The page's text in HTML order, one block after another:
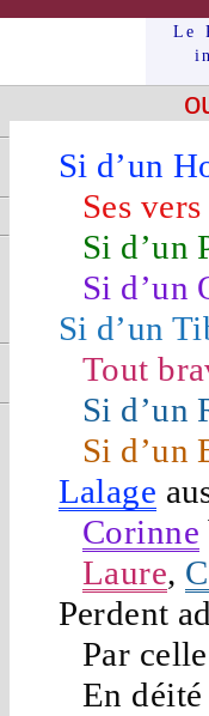
Le
Si d’un
Ses vers
Si d’un
Si d’un
Si d’un
Tout
Si d’un
Si d’un
Lalage
Corinne
Laure,
Perdent
Par
En déité